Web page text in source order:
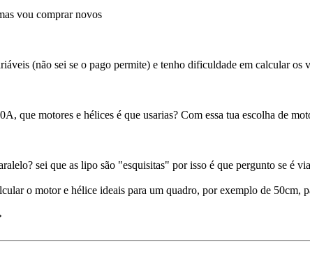
vou comprar novos
(não sei se o pago permite) e tenho dificuldade em calcular os
que motores e hélices é que usarias? Com essa tua escolha de
sei que as lipo são "esquisitas" por isso é que pergunto se é
o motor e hélice ideais para um quadro, por exemplo de 50cm,